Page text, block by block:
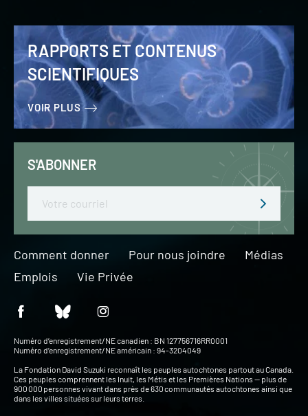
RAPPORTS ET CONTENUS
SCIENTIFIQUES
VOIR PLUS
S'ABONNER
Email
Comment donner Pour nous joindre
Médias
Emplois
Vie Privée
Numéro d’enregistrement/NE canadien : BN 127756716RR0001
Numéro d’enregistrement/NE américain : 94-3204049
La Fondation David Suzuki reconnaît les peuples autochtones partout au Canada.
Ces peuples comprennent les Inuit, les Métis et les Premières Nations — plus de
900 000 personnes vivant dans près de 630 communautés autochtones ainsi que
dans les villes situées sur leurs terres.